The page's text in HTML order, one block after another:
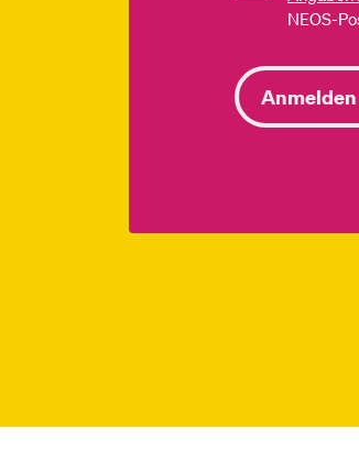
NEOS-
Anmelden